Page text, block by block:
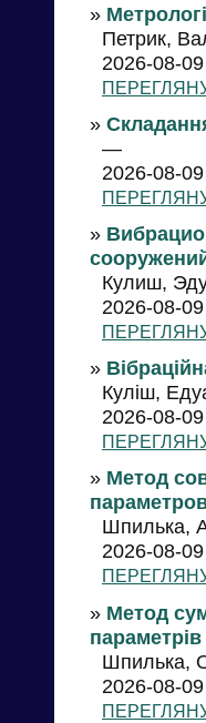
»
Петрик,
2026-08-09
»
—
2026-08-09
»
Кулиш,
2026-08-09
»
Куліш,
2026-08-09
» Метод
Шпилька,
2026-08-09
» Метод
Шпилька,
2026-08-09